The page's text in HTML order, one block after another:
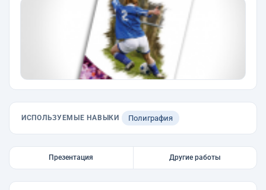
ИСПОЛЬЗУЕМЫЕ НАВЫКИ Полиграфия
Презентация Другие работы